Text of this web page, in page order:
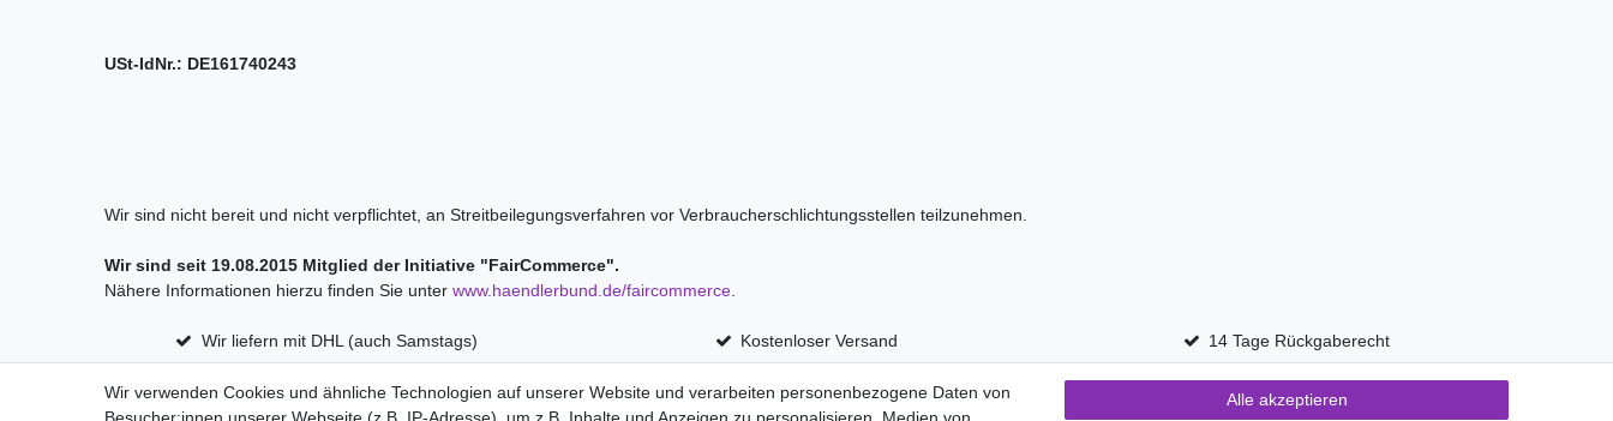
USt-IdNr.: DE161740243
Wir sind nicht bereit und nicht verpflichtet, an Streitbeilegungsverfahren vor Verbraucherschlichtungsstellen teilzunehmen.
Wir sind seit 19.08.2015 Mitglied der Initiative "FairCommerce".
Nähere Informationen hierzu finden Sie unter www.haendlerbund.de/faircommerce.
Wir liefern mit DHL (auch Samstags) Kostenloser Versand 14 Tage Rückgaberecht
Wir verwenden Cookies und ähnliche Technologien auf unserer Website und verarbeiten personenbezogene Daten von
Alle akzeptieren